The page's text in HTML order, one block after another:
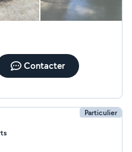
Contacter
Particulier